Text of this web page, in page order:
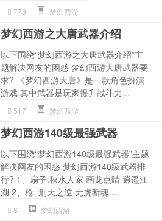
778 梦幻西游
梦幻西游之大唐武器介绍
以下围绕“梦幻西游之大唐武器介绍”主
题解决网友的困惑 梦幻西游大唐武器要
求? 《梦幻西游大唐》是一款角色扮演
游戏,其中武器是玩家提升战斗力...
517 梦幻西游
梦幻西游140级最强武器
以下围绕“梦幻西游140级最强武器”主题
解决网友的困惑 梦幻西游140级武器排
行? 1、扇子:秋水人家 画龙点睛 逍遥江
湖 2、枪: 刑天之逆 无虎断魂 ...
8 梦幻西游